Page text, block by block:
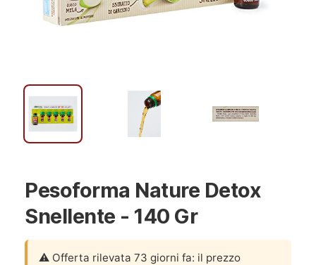
Pesoforma Nature Detox
Snellente - 140 Gr
⚠️ Offerta rilevata 73 giorni fa: il prezzo